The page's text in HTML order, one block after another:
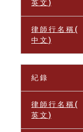
英 文 )
律 師 行 名 稱 (
中 文 )
紀 錄
律 師 行 名 稱 (
英 文 )